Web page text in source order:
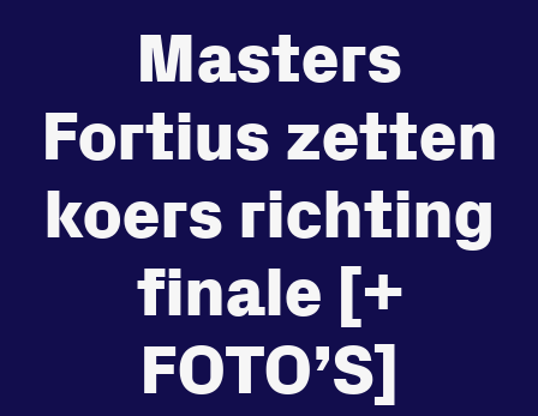
Beheers
tegenstander
Prestaties op afstanden
zet je samen
Masters
Fortius zetten
koers richting
finale [+
FOTO’S]